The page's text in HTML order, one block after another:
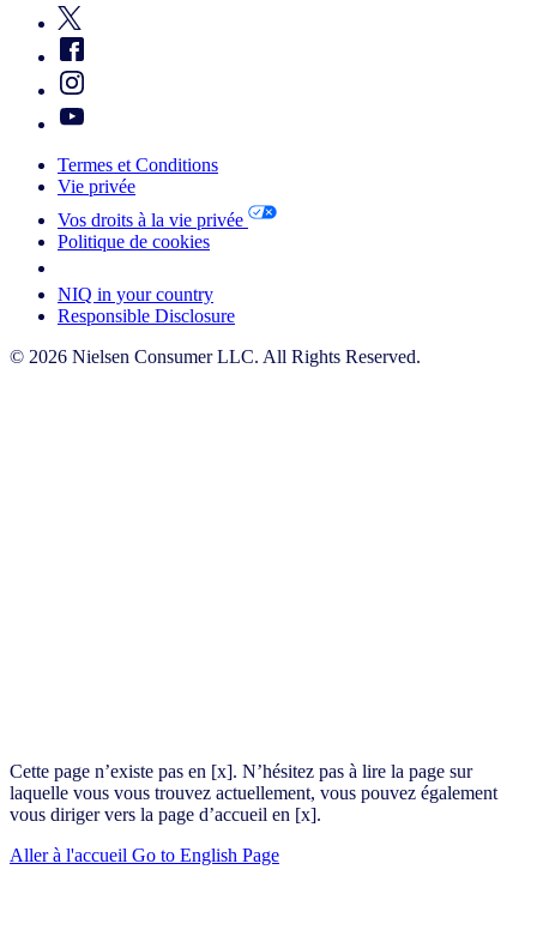
Termes et Conditions
Vie privée
Vos droits à la vie privée
Politique de cookies
NIQ in your country
Responsible Disclosure
© 2026 Nielsen Consumer LLC. All Rights Reserved.
Cette page n’existe pas en [x]. N’hésitez pas à lire la page sur
laquelle vous vous trouvez actuellement, vous pouvez également
vous diriger vers la page d’accueil en [x].
Aller à l'accueil Go to English Page